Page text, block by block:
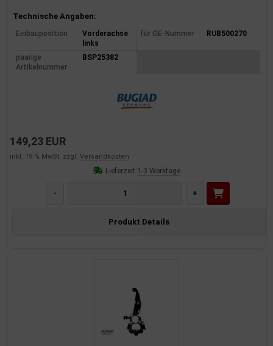
Produktinformationen
Technische Angaben:
Einbauposition
Vorderachse
links
für OE-Nummer RUB500270
paarige
Artikelnummer
BSP25382
149,23 EUR
inkl. 19 % MwSt. zzgl. Versandkosten
Lieferzeit:1-3 Werktage
- +
Produkt Details